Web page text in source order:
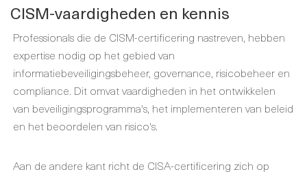
CISM-vaardigheden en kennis
Professionals die de CISM-certificering nastreven, hebben
expertise nodig op het gebied van
informatiebeveiligingsbeheer, governance, risicobeheer en
compliance. Dit omvat vaardigheden in het ontwikkelen
van beveiligingsprogramma's, het implementeren van beleid
en het beoordelen van risico's.
Aan de andere kant richt de CISA-certificering zich op